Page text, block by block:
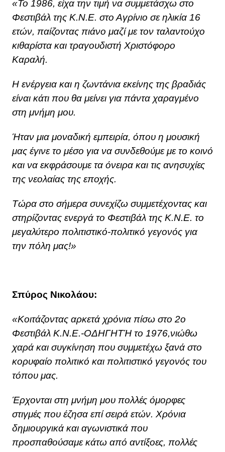
«Το 1986, είχα την τιμή να συμμετάσχω στο
Φεστιβάλ της Κ.Ν.Ε. στο Αγρίνιο σε ηλικία 16
ετών, παίζοντας πιάνο μαζί με τον ταλαντούχο
κιθαρίστα και τραγουδιστή Χριστόφορο
Καραλή.
Η ενέργεια και η ζωντάνια εκείνης της βραδιάς
είναι κάτι που θα μείνει για πάντα χαραγμένο
στη μνήμη μου.
Ήταν μια μοναδική εμπειρία, όπου η μουσική
μας έγινε το μέσο για να συνδεθούμε με το κοινό
και να εκφράσουμε τα όνειρα και τις ανησυχίες
της νεολαίας της εποχής.
Τώρα στο σήμερα συνεχίζω συμμετέχοντας και
στηρίζοντας ενεργά το Φεστιβάλ της Κ.Ν.Ε. το
μεγαλύτερο πολιτιστικό-πολιτικό γεγονός για
την πόλη μας!»
Σπύρος Νικολάου:
«Κοιτάζοντας αρκετά χρόνια πίσω στο 2ο
Φεστιβάλ Κ.Ν.Ε.-ΟΔΗΓΗΤΉ το 1976,νιώθω
χαρά και συγκίνηση που συμμετέχω ξανά στο
κορυφαίο πολιτικό και πολιτιστικό γεγονός του
τόπου μας.
Έρχονται στη μνήμη μου πολλές όμορφες
στιγμές που έζησα επί σειρά ετών. Χρόνια
δημιουργικά και αγωνιστικά που
προσπαθούσαμε κάτω από αντίξοες, πολλές